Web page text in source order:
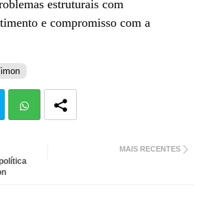
estruturais com
e compromisso com a
atsa
MAIS RECENTES